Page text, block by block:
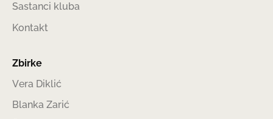
Sastanci kluba
Kontakt
Zbirke
Vera Diklić
Blanka Zarić